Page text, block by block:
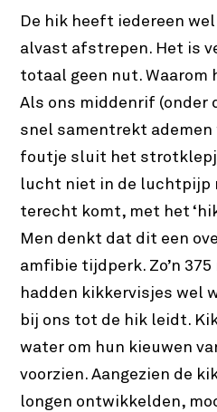
De hik heeft iedereen
alvast afstrepen. Het is
totaal geen nut. Waarom
Als ons middenrif (onder
snel samentrekt ademen
foutje sluit het
lucht niet in de luchtpijp
terecht komt, met het
Men denkt dat dit een
amfibie tijdperk. Zo’n
hadden kikkervisjes wel
bij ons tot de hik leidt.
water om hun kieuwen
voorzien. Aangezien de
longen ontwikkelden,